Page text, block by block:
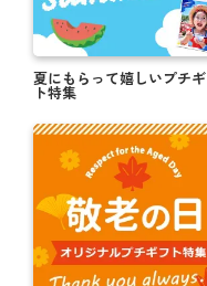
夏にもらって嬉しいプチ
ト特集